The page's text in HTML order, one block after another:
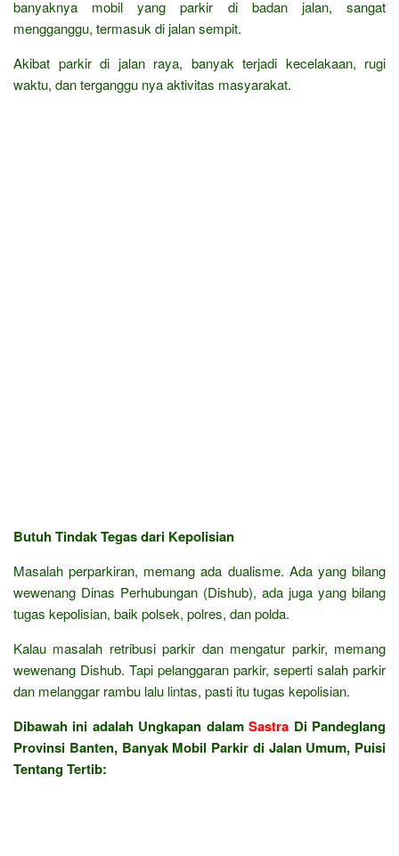
banyaknya mobil yang parkir di badan jalan, sangat
mengganggu, termasuk di jalan sempit.
Akibat parkir di jalan raya, banyak terjadi kecelakaan, rugi
waktu, dan terganggu nya aktivitas masyarakat.
Butuh Tindak Tegas dari Kepolisian
Masalah perparkiran, memang ada dualisme. Ada yang bilang
wewenang Dinas Perhubungan (Dishub), ada juga yang bilang
tugas kepolisian, baik polsek, polres, dan polda.
Kalau masalah retribusi parkir dan mengatur parkir, memang
wewenang Dishub. Tapi pelanggaran parkir, seperti salah parkir
dan melanggar rambu lalu lintas, pasti itu tugas kepolisian.
Dibawah ini adalah Ungkapan dalamSastra Di Pandeglang
Provinsi Banten, Banyak Mobil Parkir di Jalan Umum, Puisi
Tentang Tertib: